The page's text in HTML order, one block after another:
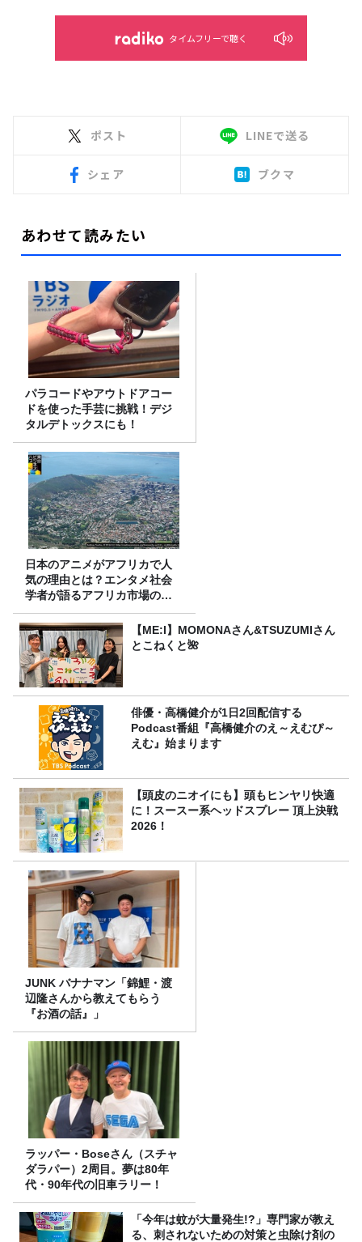
タイムフリーで聴く
ポスト LINEで送る
シェア ブクマ
あわせて読みたい
パラコードやアウトドアコー
ドを使った手芸に挑戦！デジ
タルデトックスにも！
日本のアニメがアフリカで人
気の理由とは？エンタメ社会
学者が語るアフリカ市場のリ
アル
【ME:I】MOMONAさん&TSUZUMIさん
とこねくと🌺
俳優・高橋健介が1日2回配信する
Podcast番組『高橋健介のえ～えむぴ～
えむ』始まります
【頭皮のニオイにも】頭もヒンヤリ快適
に！スースー系ヘッドスプレー 頂上決戦
2026！
JUNK バナナマン「錦鯉・渡
辺隆さんから教えてもらう
『お酒の話』」
ラッパー・Boseさん（スチャ
ダラパー）2周目。夢は80年
代・90年代の旧車ラリー！
「今年は蚊が大量発生!?」専門家が教え
る、刺されないための対策と虫除け剤の